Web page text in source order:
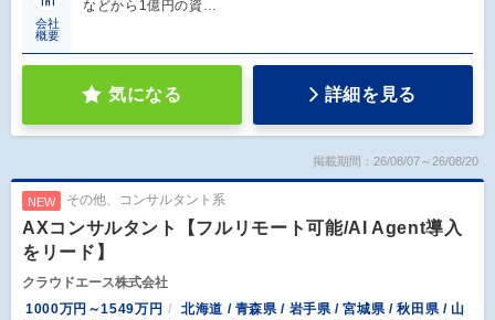
会社
概要
などから1億円の資…
気になる 詳細を見る
掲載期間：26/08/07～26/08/20
NEW その他、コンサルタント系
AXコンサルタント【フルリモート可能/AI Agent導入
をリード】
クラウドエース株式会社
1000万円～1549万円
北海道 / 青森県 / 岩手県 / 宮城県 / 秋田県 / 山